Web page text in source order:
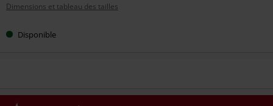
taille
Dimensions et tableau des tailles
Disponible